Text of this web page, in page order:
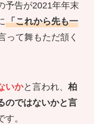
予告が2021年年末
「これから先も一
って舞もただ頷く
いかと言われ、柏
のではないかと言
す。